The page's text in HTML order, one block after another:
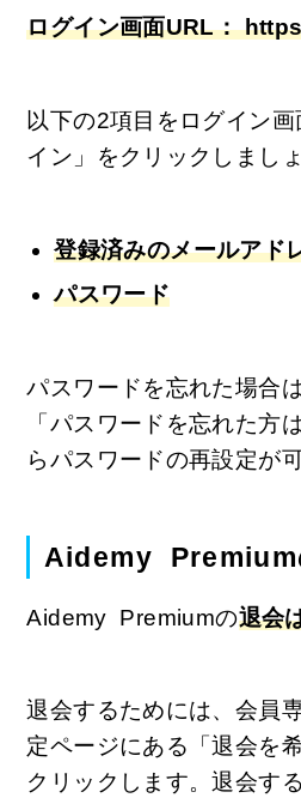
ログイン画面URL：
以下の2項目をログイン
イン」をクリックしましょ
登録済みのメールアド
パスワード
パスワードを忘れた場合
「パスワードを忘れた方
らパスワードの再設定が
Aidemy Premium
Aidemy Premiumの退会
退会するためには、会員
定ページにある「退会を
クリックします。退会す